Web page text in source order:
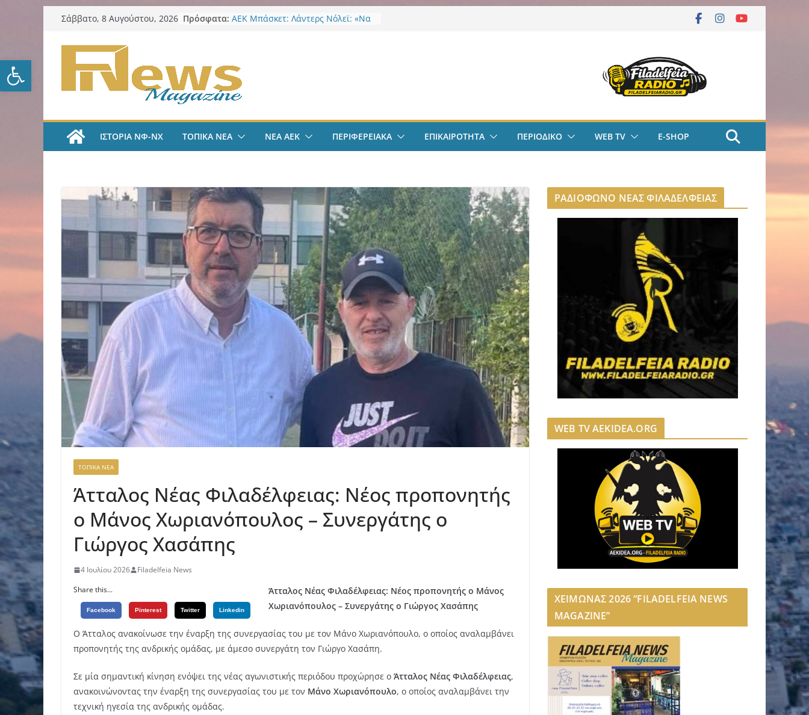
Ανοίξτε τη γραμμή εργαλείων
Μετάβαση
περιεχόμενο
Σάββατο, 8 Αυγούστου, 2026 Πρόσφατα: ΑΕΚ Μπάσκετ: Λάντερς Νόλεϊ: «Να
μέσα από το filadelfeiaradio & web
tv
ΑΕΚ Ποδόσφαιρο: Λόβρο Μάγερ:
«Ήρθα στην ΑΕΚ για το Champions
Λαϊκή Συσπείρωση ΝΦ-ΝΧ:
Συλλυπητήρια για την απώλεια της
πυρόπληκτων
ΙΣΤΟΡΙΑ ΝΦ-ΝΧ ΤΟΠΙΚΑ ΝΕΑ ΝΕΑ ΑΕΚ ΠΕΡΙΦΕΡΕΙΑΚΑ ΕΠΙΚΑΙΡΟΤΗΤΑ ΠΕΡΙΟΔΙΚΟ WEB TV E-SHOP
ΤΟΠΙΚΑ ΝΕΑ
Άτταλος Νέας Φιλαδέλφειας: Νέος προπονητής
ο Μάνος Χωριανόπουλος – Συνεργάτης ο
Γιώργος Χασάπης
4 Ιουλίου 2026
Filadelfeia News
Share this...
Facebook Pinterest Twitter Linkedin
Άτταλος Νέας Φιλαδέλφειας: Νέος προπονητής ο Μάνος
Χωριανόπουλος – Συνεργάτης ο Γιώργος Χασάπης
Ο Άτταλος ανακοίνωσε την έναρξη της συνεργασίας του με τον Μάνο Χωριανόπουλο, ο οποίος αναλαμβάνει
προπονητής της ανδρικής ομάδας, με άμεσο συνεργάτη τον Γιώργο Χασάπη.
Σε μία σημαντική κίνηση ενόψει της νέας αγωνιστικής περιόδου προχώρησε ο Άτταλος Νέας Φιλαδέλφειας,
ανακοινώνοντας την έναρξη της συνεργασίας του με τον Μάνο Χωριανόπουλο, ο οποίος αναλαμβάνει την
τεχνική ηγεσία της ανδρικής ομάδας.
ΡΑΔΙΟΦΩΝΟ ΝΕΑΣ ΦΙΛΑΔΕΛΦΕΙΑΣ
WEB TV AEKIDEA.ORG
ΧΕΙΜΩΝΑΣ 2026 “FILADELFEIA NEWS
MAGAZINE”